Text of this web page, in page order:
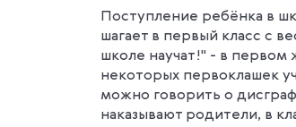
Поступление ребёнка в
шагает в первый класс с
школе научат!" - в первом
некоторых первоклашек
можно говорить о
наказывают родители, в